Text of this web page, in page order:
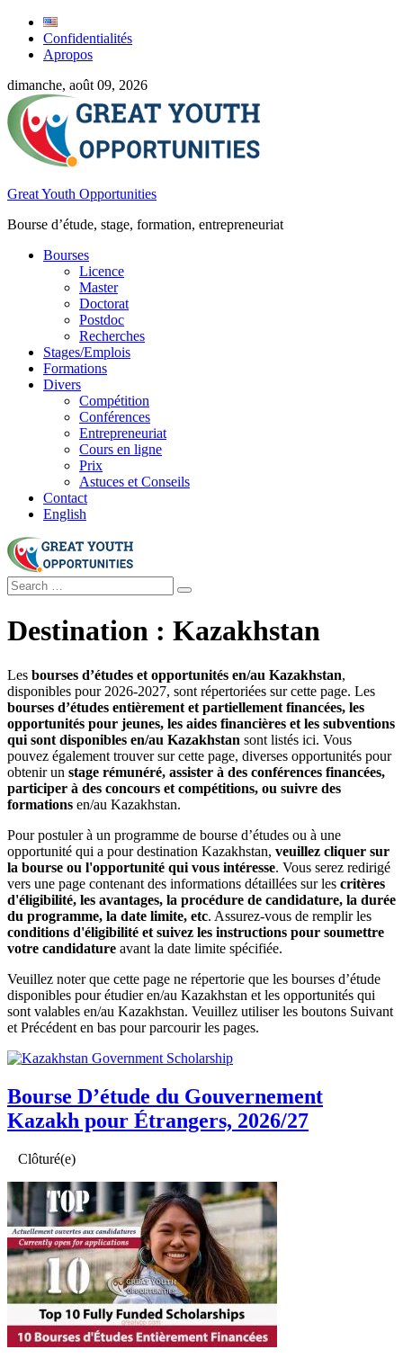
Confidentialités
Apropos
dimanche, août 09, 2026
Great Youth Opportunities
Bourse d’étude, stage, formation, entrepreneuriat
Bourses
Licence
Master
Doctorat
Postdoc
Recherches
Stages/Emplois
Formations
Divers
Compétition
Conférences
Entrepreneuriat
Cours en ligne
Prix
Astuces et Conseils
Contact
English
Destination : Kazakhstan
Les bourses d’études et opportunités en/au Kazakhstan,
disponibles pour 2026-2027, sont répertoriées sur cette page. Les
bourses d’études entièrement et partiellement financées, les
opportunités pour jeunes, les aides financières et les subventions
qui sont disponibles en/au Kazakhstan sont listés ici. Vous
pouvez également trouver sur cette page, diverses opportunités pour
obtenir un stage rémunéré, assister à des conférences financées,
participer à des concours et compétitions, ou suivre des
formations en/au Kazakhstan.
Pour postuler à un programme de bourse d’études ou à une
opportunité qui a pour destination Kazakhstan, veuillez cliquer sur
la bourse ou l'opportunité qui vous intéresse. Vous serez redirigé
vers une page contenant des informations détaillées sur les critères
d'éligibilité, les avantages, la procédure de candidature, la durée
du programme, la date limite, etc. Assurez-vous de remplir les
conditions d'éligibilité et suivez les instructions pour soumettre
votre candidature avant la date limite spécifiée.
Veuillez noter que cette page ne répertorie que les bourses d’étude
disponibles pour étudier en/au Kazakhstan et les opportunités qui
sont valables en/au Kazakhstan. Veuillez utiliser les boutons Suivant
et Précédent en bas pour parcourir les pages.
Bourse D’étude du Gouvernement
Kazakh pour Étrangers, 2026/27
Clôturé(e)